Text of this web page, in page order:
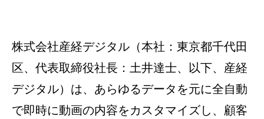
株式会社産経デジタル（本社：東京都千代田
区、代表取締役社長：土井達士、以下、産経
デジタル）は、あらゆるデータを元に全自動
で即時に動画の内容をカスタマイズし、顧客